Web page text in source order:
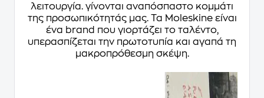
λειτουργία. γίνονται αναπόσπαστο κομμάτι
της προσωπικότητάς μας. Τα Moleskine είναι
ένα brand που γιορτάζει το ταλέντο,
υπερασπίζεται την πρωτοτυπία και αγαπά τη
μακροπρόθεσμη σκέψη.